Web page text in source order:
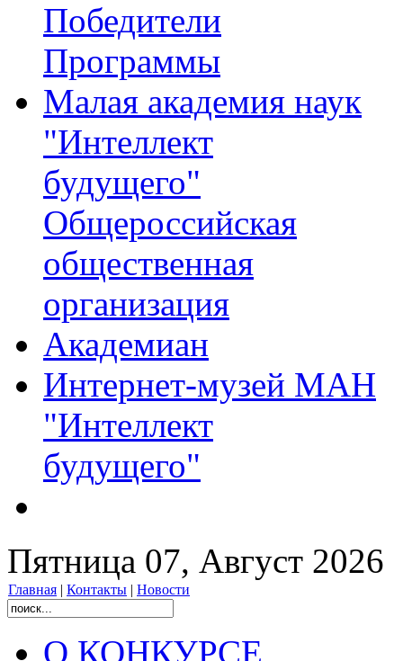
Победители
Программы
Малая академия наук
"Интеллект
будущего"
Общероссийская
общественная
организация
Академиан
Интернет-музей МАН
"Интеллект
будущего"
Пятница 07, Август 2026
Главная | Контакты | Новости
О КОНКУРСЕ